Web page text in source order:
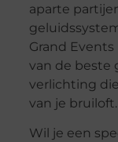
aparte
Grand
van de beste
verlichting
van je bruiloft.
Wil je een